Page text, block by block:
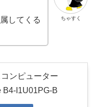
ちゃすく
してくる
ンピューター
B4-I1U01PG-B